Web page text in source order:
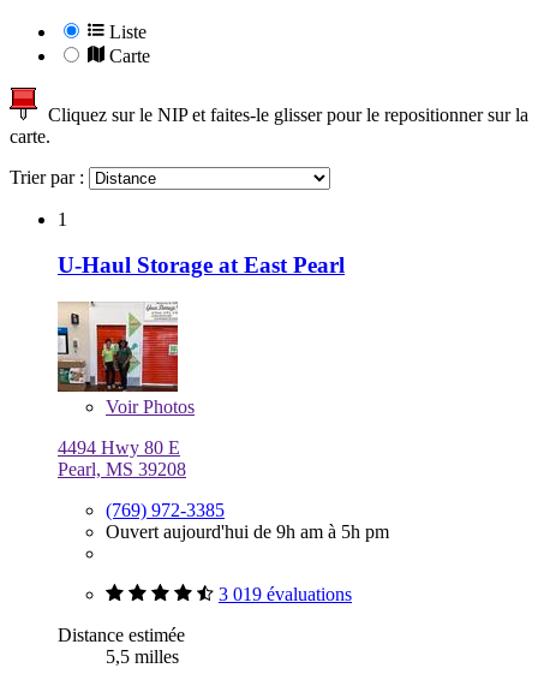
Liste
Carte
Cliquez sur le NIP et faites-le glisser pour le repositionner sur la
carte.
Trier par :
1
U-Haul Storage at East Pearl
VoirPhotos
4494 Hwy 80 E
Pearl, MS 39208
(769) 972-3385
Ouvert aujourd'hui de 9h am à 5h pm
3 019 évaluations
Distance estimée
5,5 milles